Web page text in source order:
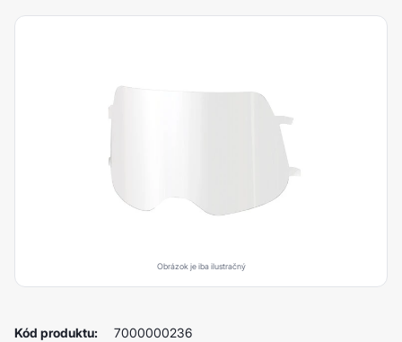
Obrázok je iba ilustračný
Kód produktu:
7000000236